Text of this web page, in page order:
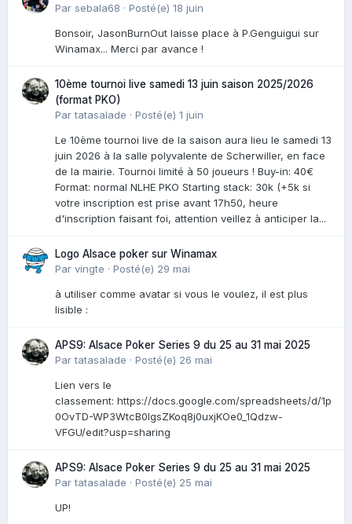
Par sebala68 · Posté(e) 18 juin
Bonsoir, JasonBurnOut laisse place à P.Genguigui sur
Winamax... Merci par avance !
10ème tournoi live samedi 13 juin saison 2025/2026
(format PKO)
Partatasalade · Posté(e) 1 juin
Le 10ème tournoi live de la saison aura lieu le samedi 13
juin 2026 à la salle polyvalente de Scherwiller, en face
de la mairie. Tournoi limité à 50 joueurs ! Buy-in: 40€
Format: normal NLHE PKO Starting stack: 30k (+5k si
votre inscription est prise avant 17h50, heure
d'inscription faisant foi, attention veillez à anticiper la...
Logo Alsace poker sur Winamax
Par vingte · Posté(e) 29 mai
à utiliser comme avatar si vous le voulez, il est plus
lisible :
APS9: Alsace Poker Series 9 du 25 au 31 mai 2025
Partatasalade · Posté(e) 26 mai
Lien vers le
classement: https://docs.google.com/spreadsheets/d/1p
0OvTD-WP3WtcB0lgsZKoq8j0uxjKOe0_1Qdzw-
VFGU/edit?usp=sharing
APS9: Alsace Poker Series 9 du 25 au 31 mai 2025
Partatasalade · Posté(e) 25 mai
UP!